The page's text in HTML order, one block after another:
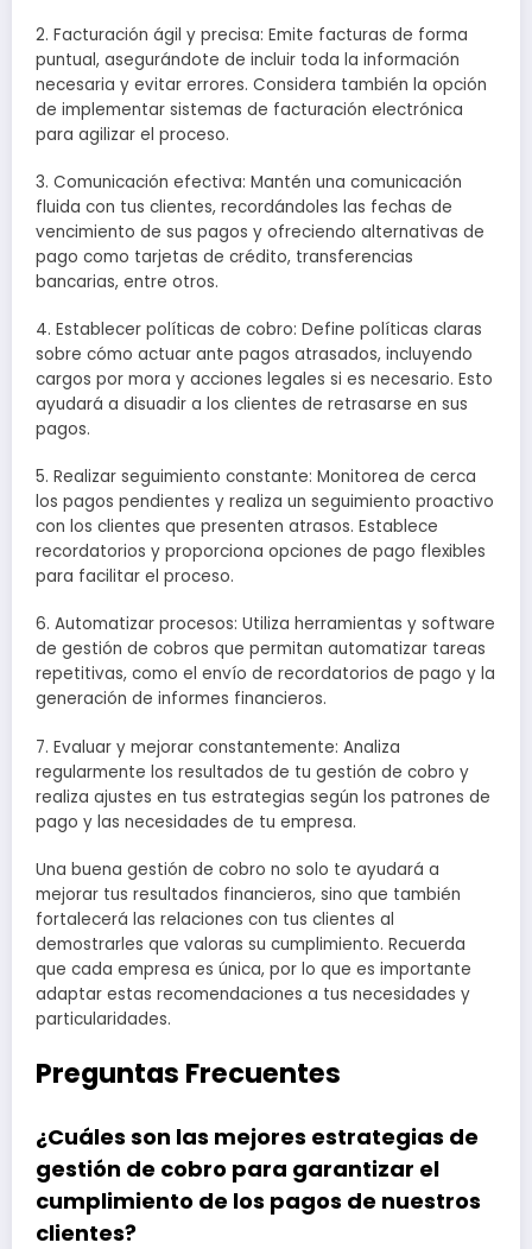
2. Facturación ágil y precisa: Emite facturas de forma
puntual, asegurándote de incluir toda la información
necesaria y evitar errores. Considera también la opción
de implementar sistemas de facturación electrónica
para agilizar el proceso.
3. Comunicación efectiva: Mantén una comunicación
fluida con tus clientes, recordándoles las fechas de
vencimiento de sus pagos y ofreciendo alternativas de
pago como tarjetas de crédito, transferencias
bancarias, entre otros.
4. Establecer políticas de cobro: Define políticas claras
sobre cómo actuar ante pagos atrasados, incluyendo
cargos por mora y acciones legales si es necesario. Esto
ayudará a disuadir a los clientes de retrasarse en sus
pagos.
5. Realizar seguimiento constante: Monitorea de cerca
los pagos pendientes y realiza un seguimiento proactivo
con los clientes que presenten atrasos. Establece
recordatorios y proporciona opciones de pago flexibles
para facilitar el proceso.
6. Automatizar procesos: Utiliza herramientas y software
de gestión de cobros que permitan automatizar tareas
repetitivas, como el envío de recordatorios de pago y la
generación de informes financieros.
7. Evaluar y mejorar constantemente: Analiza
regularmente los resultados de tu gestión de cobro y
realiza ajustes en tus estrategias según los patrones de
pago y las necesidades de tu empresa.
Una buena gestión de cobro no solo te ayudará a
mejorar tus resultados financieros, sino que también
fortalecerá las relaciones con tus clientes al
demostrarles que valoras su cumplimiento. Recuerda
que cada empresa es única, por lo que es importante
adaptar estas recomendaciones a tus necesidades y
particularidades.
Preguntas Frecuentes
¿Cuáles son las mejores estrategias de
gestión de cobro para garantizar el
cumplimiento de los pagos de nuestros
clientes?